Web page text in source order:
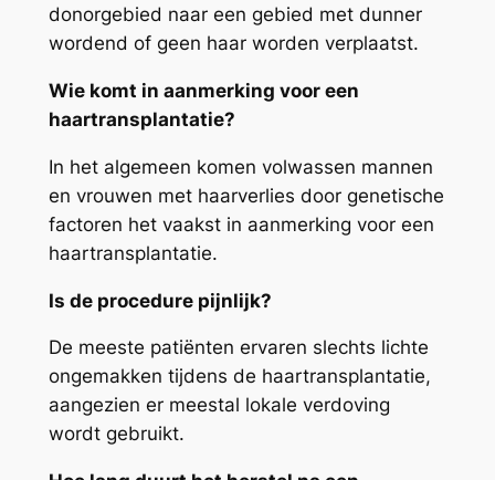
donorgebied naar een gebied met dunner
wordend of geen haar worden verplaatst.
Wie komt in aanmerking voor een
haartransplantatie?
In het algemeen komen volwassen mannen
en vrouwen met haarverlies door genetische
factoren het vaakst in aanmerking voor een
haartransplantatie.
Is de procedure pijnlijk?
De meeste patiënten ervaren slechts lichte
ongemakken tijdens de haartransplantatie,
aangezien er meestal lokale verdoving
wordt gebruikt.